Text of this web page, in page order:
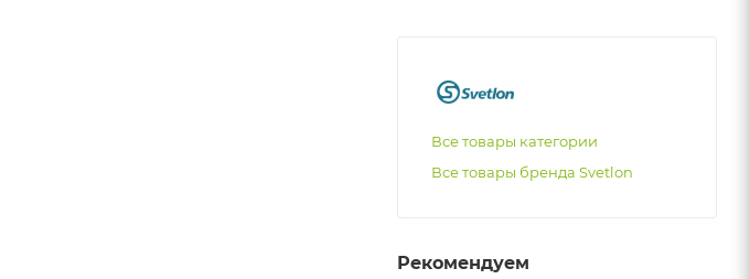
Все товары категории
Все товары бренда Svetlon
Рекомендуем